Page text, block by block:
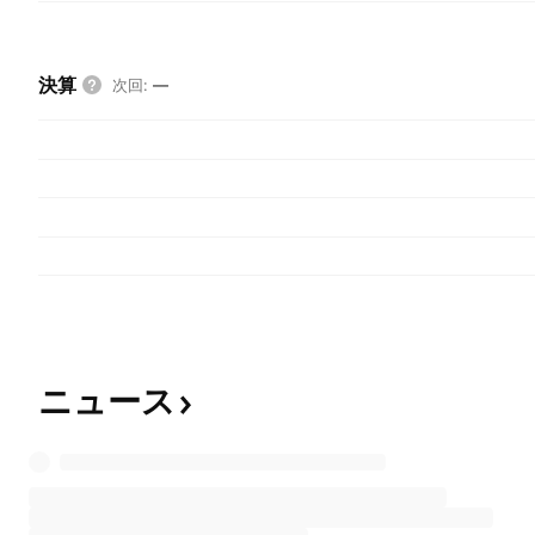
決算 次回: —
ニュース